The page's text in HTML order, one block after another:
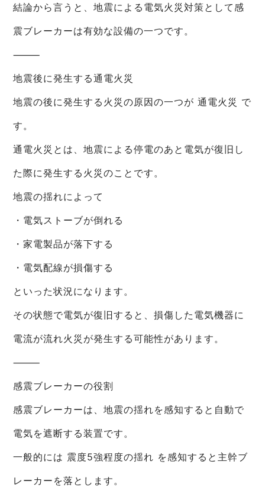
結論から言うと、地震による電気火災対策として感
震ブレーカーは有効な設備の一つです。
⸻
地震後に発生する通電火災
地震の後に発生する火災の原因の一つが 通電火災 で
す。
通電火災とは、地震による停電のあと電気が復旧し
た際に発生する火災のことです。
地震の揺れによって
・電気ストーブが倒れる
・家電製品が落下する
・電気配線が損傷する
といった状況になります。
その状態で電気が復旧すると、損傷した電気機器に
電流が流れ火災が発生する可能性があります。
⸻
感震ブレーカーの役割
感震ブレーカーは、地震の揺れを感知すると自動で
電気を遮断する装置です。
一般的には 震度5強程度の揺れ を感知すると主幹ブ
レーカーを落とします。